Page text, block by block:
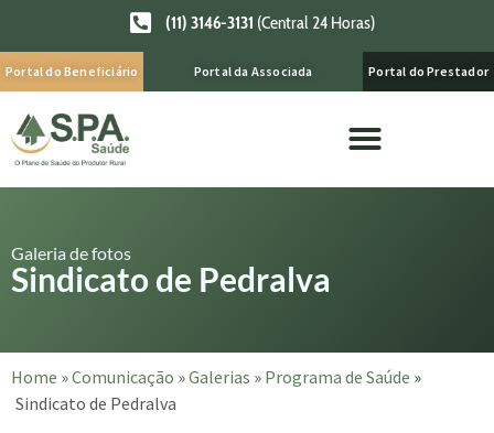
(11) 3146-3131 (Central 24 Horas)
Portal do Beneficiário Portal da Associada Portal do Prestador
Galeria de fotos
Sindicato de Pedralva
Home »Comunicação »Galerias » Programa de Saúde »
Sindicato de Pedralva